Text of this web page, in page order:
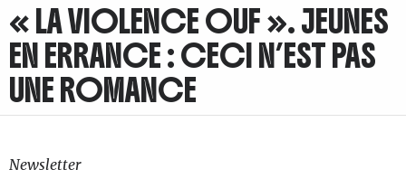
« LA VIOLENCE OUF ». JEUNES
EN ERRANCE : CECI N’EST PAS
UNE ROMANCE
Newsletter